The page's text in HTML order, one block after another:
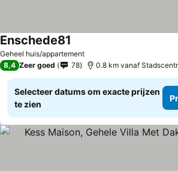
Geheel huis/appartement
Enschede81
8,4 Zeer goed 78 0.8 km vanaf
Selecteer datums om exacte prijzen
te zien